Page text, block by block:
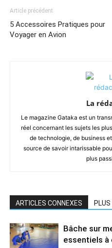
Article précédent
5 Accessoires Pratiques pour
Voyager en Avion
La
Le magazine Gataka est un
réel concernant les sujets les
de technologie, de business
source de savoir intarissable
plus
ARTICLES CONNEXES PLUS
Bâche sur
essentiels à